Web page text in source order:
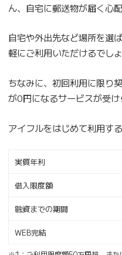
ん、自宅に郵送物が届く心
自宅や外出先など場所を選
軽にご利用いただけるでしょ
ちなみに、初回利用に限り
が0円になるサービスが受け
アイフルをはじめて利用す
実質年利
借入限度額
融資までの期間
WEB完結